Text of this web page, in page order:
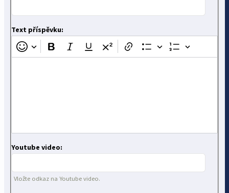
Text příspěvku:
Youtube video:
Vložte odkaz na Youtube video.